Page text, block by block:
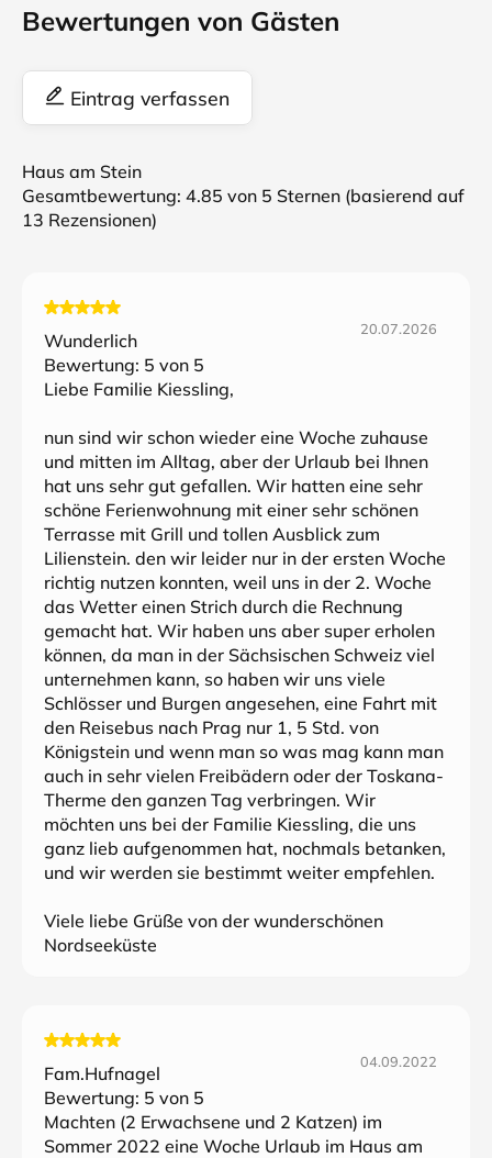
Bewertungen von Gästen
Eintrag verfassen
Haus am Stein
Gesamtbewertung: 4.85 von 5 Sternen (basierend auf
13 Rezensionen)
Wunderlich
20.07.2026
Bewertung: 5 von 5
Liebe Familie Kiessling,
nun sind wir schon wieder eine Woche zuhause
und mitten im Alltag, aber der Urlaub bei Ihnen
hat uns sehr gut gefallen. Wir hatten eine sehr
schöne Ferienwohnung mit einer sehr schönen
Terrasse mit Grill und tollen Ausblick zum
Lilienstein. den wir leider nur in der ersten Woche
richtig nutzen konnten, weil uns in der 2. Woche
das Wetter einen Strich durch die Rechnung
gemacht hat. Wir haben uns aber super erholen
können, da man in der Sächsischen Schweiz viel
unternehmen kann, so haben wir uns viele
Schlösser und Burgen angesehen, eine Fahrt mit
den Reisebus nach Prag nur 1, 5 Std. von
Königstein und wenn man so was mag kann man
auch in sehr vielen Freibädern oder der Toskana-
Therme den ganzen Tag verbringen. Wir
möchten uns bei der Familie Kiessling, die uns
ganz lieb aufgenommen hat, nochmals betanken,
und wir werden sie bestimmt weiter empfehlen.
Viele liebe Grüße von der wunderschönen
Nordseeküste
Fam.Hufnagel
04.09.2022
Bewertung: 5 von 5
Machten (2 Erwachsene und 2 Katzen) im
Sommer 2022 eine Woche Urlaub im Haus am